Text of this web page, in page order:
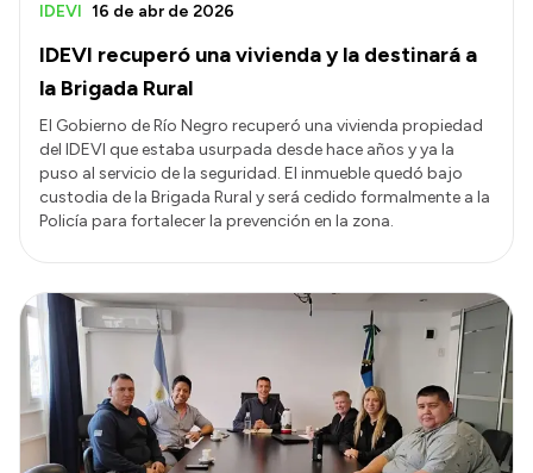
IDEVI recuperó una vivienda y la destinará a
la Brigada Rural
IDEVI 16 de abr de 2026
El Gobierno de Río Negro recuperó una vivienda propiedad
del IDEVI que estaba usurpada desde hace años y ya la
puso al servicio de la seguridad. El inmueble quedó bajo
custodia de la Brigada Rural y será cedido formalmente a la
Policía para fortalecer la prevención en la zona.